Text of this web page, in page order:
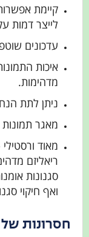
קיימת
לייצר דמות
עדכונים
איכות
מדהימות.
ניתן לתת
מאגר
מאוד
ריאליזם
ואף חיקוי
חסרונות של